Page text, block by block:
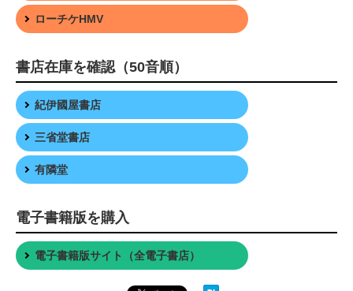
ローチケHMV
書店在庫を確認（50音順）
紀伊國屋書店
三省堂書店
有隣堂
電子書籍版を購入
電子書籍版サイト（全電子書店）